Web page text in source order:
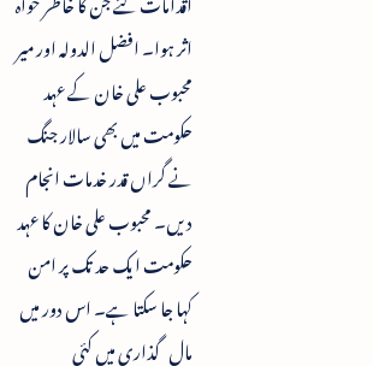
اثر ہوا۔ افضل الدولہ اور میر
محبوب علی خان کے عہد
حکومت میں بھی سالار جنگ
نے گراں قدر خدمات انجام
دیں۔ محبوب علی خان کا عہد
حکومت ایک حد تک پر امن
کہا جا سکتا ہے۔ اس دور میں
مال گذاری میں کئی